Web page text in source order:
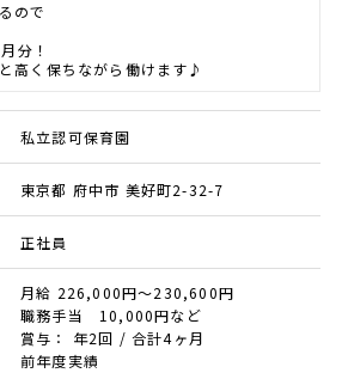
ので
分！
高く保ちながら働けます♪
私立認可保育園
東京都 府中市 美好町2-32-7
正社員
月給 226,000円～230,600円
職務手当 10,000円など
賞与： 年2回 / 合計4ヶ月
前年度実績